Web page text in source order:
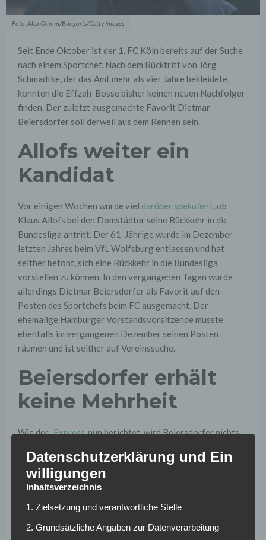
Foto: Alex Grimm/Bongarts/Getty Images
Seit Ende Oktober ist der 1. FC Köln bereits auf der Suche
nach einem Sportchef. Nach dem Rücktritt von Jörg
Schmadtke, der das Amt mehr als vier Jahre bekleidete,
konnten die Effzeh-Bosse bisher keinen neuen Nachfolger
finden. Der zuletzt ausgemachte Favorit Dietmar
Beiersdorfer soll derweil aus dem Rennen sein.
Allofs weiter ein
Kandidat
Vor einigen Wochen wurde viel darüber spekuliert, ob
Klaus Allofs bei den Domstädter seine Rückkehr in die
Bundesliga antritt. Der 61-Jährige wurde im Dezember
letzten Jahres beim VfL Wolfsburg entlassen und hat
seither betont, sich eine Rückkehr in die Bundesliga
vorstellen zu können. In den vergangenen Tagen wurde
allerdings Dietmar Beiersdorfer als Favorit auf den
Posten des Sportchefs beim FC ausgemacht. Der
ehemalige Hamburger Vorstandsvorsitzende musste
ebenfalls im vergangenen Dezember seinen Posten
räumen und ist seither auf Vereinssuche.
Beiersdorfer erhält
keine Mehrheit
Wie der „Express„nun berichtet, wird Beiersdorfer nichts
keine eindeutige Mehrheit im Gremium der Domstädter
erhalten haben. Die Suche nach einem neuen Sportchef
geht daher weiter. Bis zuletzt betonten die
Verantwortlichen am Rhein immer wieder, den neuen Mann
Wintertransfer bereits einzubeziehen. Es ist also mit einer
Datenschutzerklärung und Ein
willigungen
Inhaltsverzeichnis
1. Zielsetzung und verantwortliche Stelle
2. Grundsätzliche Angaben zur Datenverarbeitung